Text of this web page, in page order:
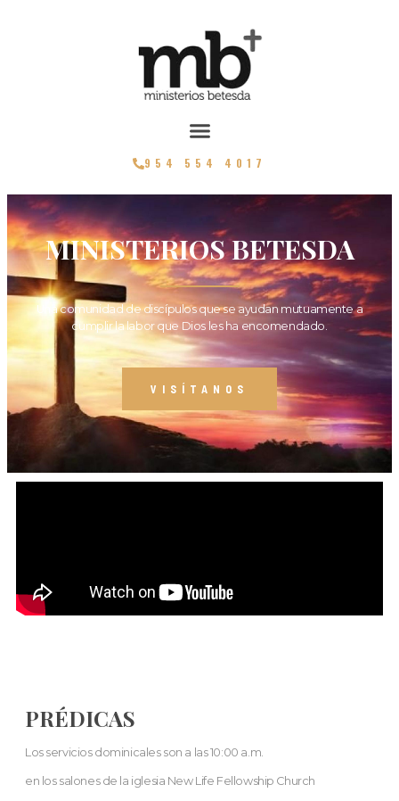
954 554 4017
MINISTERIOS BETESDA
Una comunidad de discípulos que se ayudan mutuamente a
cumplir la labor que Dios les ha encomendado.
VISÍTANOS
PRÉDICAS
Los servicios dominicales son a las 10:00 a.m.
en los salones de la iglesia New Life Fellowship Church